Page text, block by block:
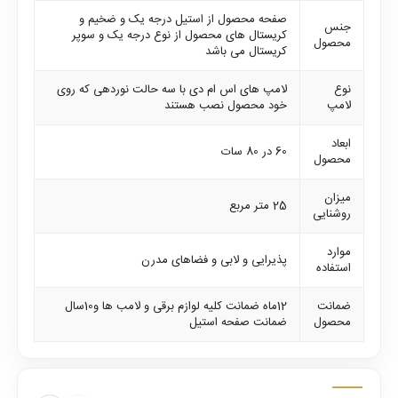
جنس
محصول
صفحه محصول از استیل درجه یک و ضخیم و
کریستال های محصول از نوع درجه یک و سوپر
کریستال می باشد
نوع
لامپ
لامپ های اس ام دی با سه حالت نوردهی که روی
خود محصول نصب هستند
ابعاد
محصول
60 در 80 سات
میزان
روشنایی
25 متر مربع
موارد
استفاده
پذیرایی و لابی و فضاهای مدرن
ضمانت
محصول
12ماه ضمانت کلیه لوازم برقی و لامب ها و10سال
ضمانت صفحه استیل